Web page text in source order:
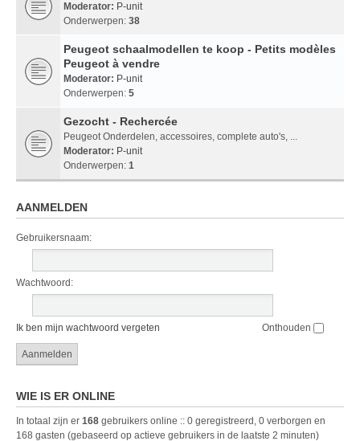
Moderator: P-unit
Onderwerpen: 38
Peugeot schaalmodellen te koop - Petits modèles
Peugeot à vendre
Moderator: P-unit
Onderwerpen: 5
Gezocht - Rechercée
Peugeot Onderdelen, accessoires, complete auto's, ...
Moderator: P-unit
Onderwerpen: 1
AANMELDEN
Gebruikersnaam:
Wachtwoord:
Ik ben mijn wachtwoord vergeten Onthouden
WIE IS ER ONLINE
In totaal zijn er 168 gebruikers online :: 0 geregistreerd, 0 verborgen en
168 gasten (gebaseerd op actieve gebruikers in de laatste 2 minuten)